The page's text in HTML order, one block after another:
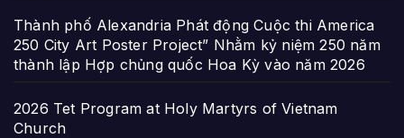
Thành phố Alexandria Phát động Cuộc thi America
250 City Art Poster Project” Nhằm kỷ niệm 250 năm
thành lập Hợp chủng quốc Hoa Kỳ vào năm 2026
2026 Tet Program at Holy Martyrs of Vietnam
Church